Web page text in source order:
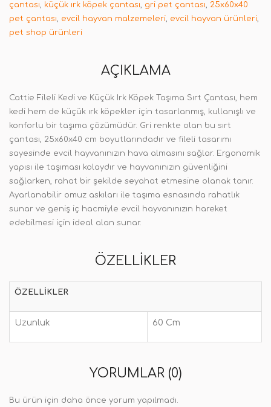
çantası, küçük ırk köpek çantası, gri pet çantası, 25x60x40
pet çantası, evcil hayvan malzemeleri, evcil hayvan ürünleri,
pet shop ürünleri
AÇIKLAMA
Cattie Fileli Kedi ve Küçük Irk Köpek Taşıma Sırt Çantası, hem
kedi hem de küçük ırk köpekler için tasarlanmış, kullanışlı ve
konforlu bir taşıma çözümüdür. Gri renkte olan bu sırt
çantası, 25x60x40 cm boyutlarındadır ve fileli tasarımı
sayesinde evcil hayvanınızın hava almasını sağlar. Ergonomik
yapısı ile taşıması kolaydır ve hayvanınızın güvenliğini
sağlarken, rahat bir şekilde seyahat etmesine olanak tanır.
Ayarlanabilir omuz askıları ile taşıma esnasında rahatlık
sunar ve geniş iç hacmiyle evcil hayvanınızın hareket
edebilmesi için ideal alan sunar.
ÖZELLIKLER
ÖZELLIKLER
Uzunluk 60 Cm
YORUMLAR (0)
Bu ürün için daha önce yorum yapılmadı.